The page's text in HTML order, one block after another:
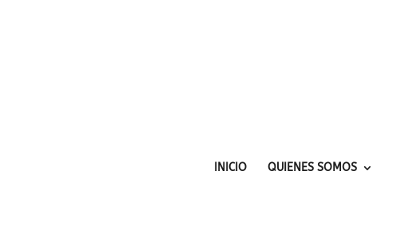
INICIO QUIENES SOMOS